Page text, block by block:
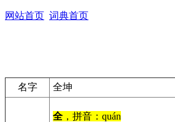
网站首页 词典首页
名字 全坤
全 ，拼音：quán